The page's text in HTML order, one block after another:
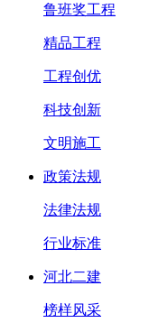
鲁班奖工程
精品工程
工程创优
科技创新
文明施工
政策法规
法律法规
行业标准
河北二建
榜样风采